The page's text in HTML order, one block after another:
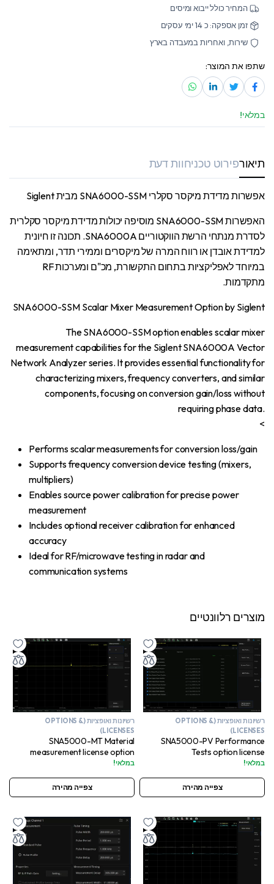
המחיר כולל ייבוא ומיסים
זמן אספקה: כ 14 ימי עסקים
שירות, ואחריות במעבדה בארץ
שתפו את המוצר:
במלאי!
תיאורפירוט טכניחוות דעת
אפשרות מדידת מיקסר סקלרי SNA6000-SSM מבית Siglent
האפשרות SNA6000-SSM מוסיפה יכולות מדידת מיקסר סקלרית
לסדרת מנתחי הרשת הווקטוריים SNA6000A. תכונה זו חיונית
למדידת אובדן או רווח המרה של מיקסרים וממירי תדר, ומתאימה
במיוחד לאפליקציות בתחום התקשורת, מכ"ם ומערכות RF
מתקדמות.
SNA6000-SSM Scalar Mixer Measurement Option by Siglent
The SNA6000-SSM option enables scalar mixer
measurement capabilities for the Siglent SNA6000A Vector
Network Analyzer series. It provides essential functionality for
characterizing mixers, frequency converters, and similar
components, focusing on conversion gain/loss without
requiring phase data.
<
Performs scalar measurements for conversion loss/gain
Supports frequency conversion device testing (mixers,
multipliers)
Enables source power calibration for precise power
measurement
Includes optional receiver calibration for enhanced
accuracy
Ideal for RF/microwave testing in radar and
communication systems
מוצרים רלוונטיים
רשיונות ואופציות (OPTIONS &
LICENSES)
SNA5000-PV Performance
Tests option license
במלאי!
צפייה מהירה
רשיונות ואופציות (OPTIONS &
LICENSES)
SNA5000-MT Material
measurement license option
במלאי!
צפייה מהירה